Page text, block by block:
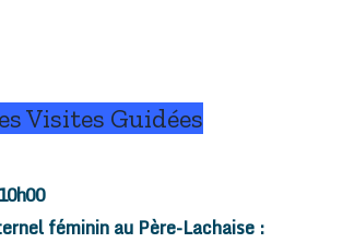
Visites Guidées
10h00
féminin au Père-Lachaise :